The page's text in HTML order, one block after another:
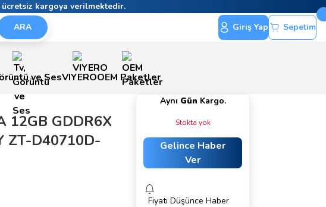
ücretsiz kargoya verilmektedir.
ARA
Giriş Yap Sepetim
ve SesVIYEROOEM Paketler
12GB GDDR6X
ZT-D40710D-
Aynı Gün Kargo.
Stokta yok
Gelince Haber
Ver
Fiyatı Düşünce Haber